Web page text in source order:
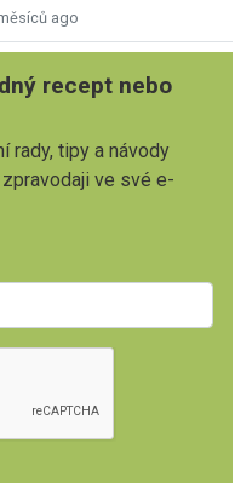
ago
recept nebo
rady, tipy a návody
ve své e-